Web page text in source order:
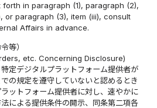
in paragraph (1), paragraph (2),
or paragraph (3), item (iii), consult
Affairs in advance.
等）
etc. Concerning Disclosure)
定デジタルプラットフォーム提供者が
の規定を遵守していないと認めるとき
ットフォーム提供者に対し、速やかに
による提供条件の開示、同条第二項各